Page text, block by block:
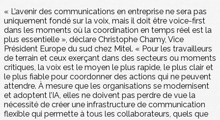
« L’avenir des communications en entreprise ne sera pas
uniquement fondé sur la voix, mais il doit être voice-first
dans les moments où la coordination en temps réel est la
plus essentielle », déclare Christophe Chamy, Vice
Président Europe du sud chez Mitel. « Pour les travailleurs
de terrain et ceux exerçant dans des secteurs ou moments
critiques, la voix est le moyen le plus rapide, le plus clair et
le plus fiable pour coordonner des actions qui ne peuvent
attendre. À mesure que les organisations se modernisent
et adoptent l’IA, elles ne doivent pas perdre de vue la
nécessité de créer une infrastructure de communication
flexible qui permette à tous les collaborateurs, quels que